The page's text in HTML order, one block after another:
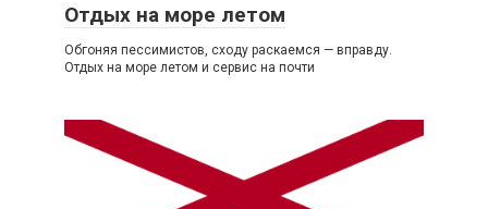
Отдых на море летом
Обгоняя пессимистов, сходу раскаемся — вправду.
Отдых на море летом и сервис на почти